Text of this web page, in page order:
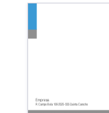
R Campo Bola 109 2525-555 Quinta Carocho
Empresa